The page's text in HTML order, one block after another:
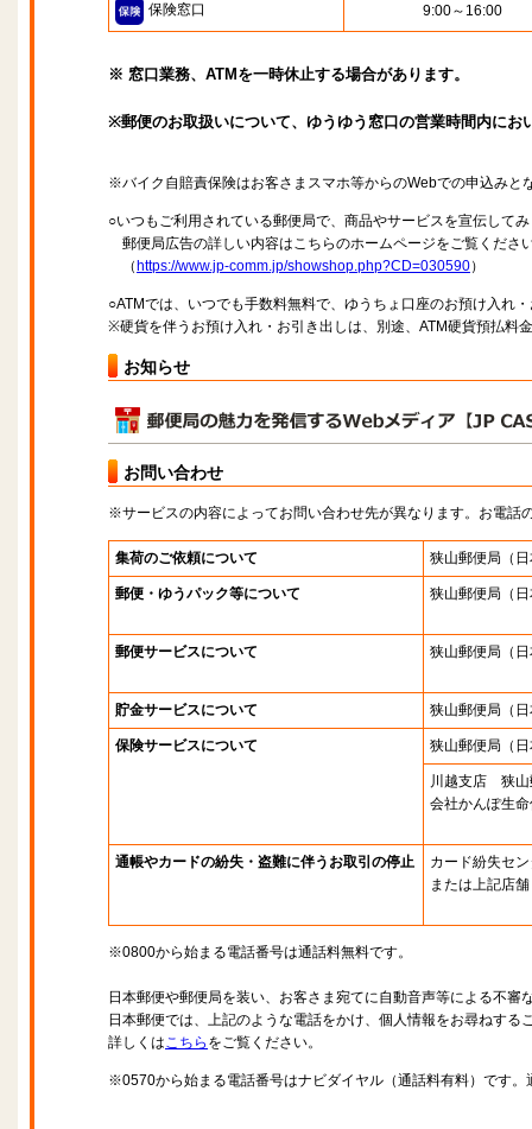
保険窓口 9:00～16:00
※ 窓口業務、ATMを一時休止する場合があります。
※郵便のお取扱いについて、ゆうゆう窓口の営業時間内に
※バイク自賠責保険はお客さまスマホ等からのWebでの申込みと
○いつもご利用されている郵便局で、商品やサービスを宣伝して
郵便局広告の詳しい内容はこちらのホームページをご覧くださ
（ https://www.jp-comm.jp/showshop.php?CD=030590）
○ATMでは、いつでも手数料無料で、ゆうちょ口座のお預け入れ
※硬貨を伴うお預け入れ・お引き出しは、別途、ATM硬貨預払料
お知らせ
お問い合わせ
※サービスの内容によってお問い合わせ先が異なります。お電話
集荷のご依頼について 狭山郵便局 （
郵便・ゆうパック等について 狭山郵便局 （
郵便サービスについて 狭山郵便局 （
貯金サービスについて 狭山郵便局 （
保険サービスについて 狭山郵便局 （
川越支店 狭山
会社かんぽ生
通帳やカードの紛失・盗難に伴うお取引の停止
カード紛失セ
または上記店舗
※0800から始まる電話番号は通話料無料です。
日本郵便や郵便局を装い、お客さま宛てに自動音声等による不審
日本郵便では、上記のような電話をかけ、個人情報をお尋ねする
詳しくはこちら をご覧ください。
※0570から始まる電話番号はナビダイヤル（通話料有料）です